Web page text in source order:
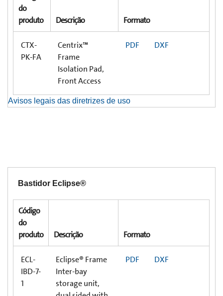
do
produto
Descrição Formato
CTX-
PK-FA
Centrix™
Frame
Isolation Pad,
Front Access
PDF DXF
Avisos legais das diretrizes de uso
Bastidor Eclipse®
Código
do
produto
Descrição Formato
ECL-
IBD-7-
1
Eclipse® Frame
Inter-bay
storage unit,
PDF DXF